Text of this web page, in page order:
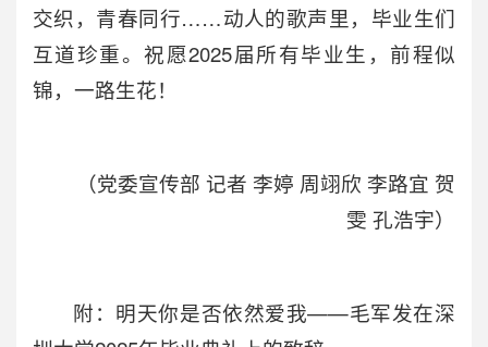
交织，青春同行……动人的歌声里，毕业生们
互道珍重。祝愿2025届所有毕业生，前程似
锦，一路生花！
（党委宣传部 记者 李婷 周翊欣 李路宜 贺
雯 孔浩宇）
附：明天你是否依然爱我——毛军发在深